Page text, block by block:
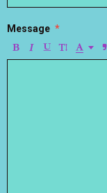
Message